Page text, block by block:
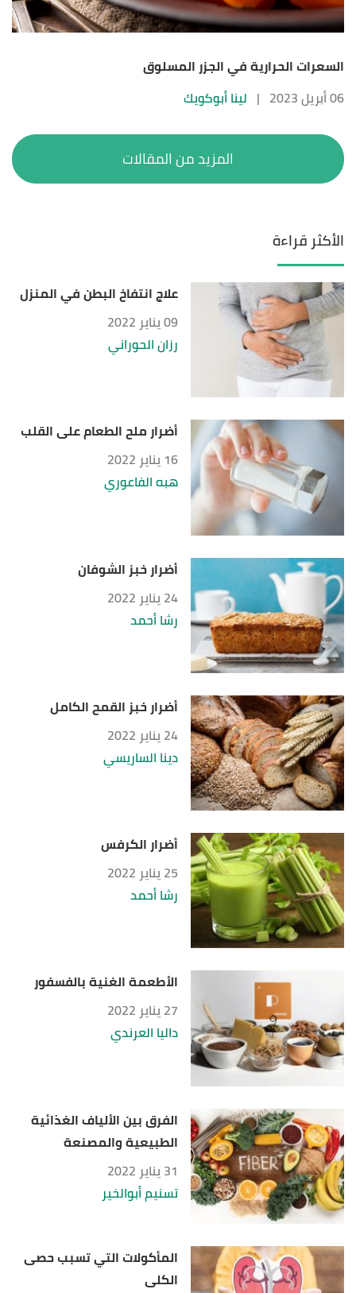
السعرات الحرارية في الجزر المسلوق
06 أبريل 2023
| لينا أبوكويك
الأكثر قراءة
علاج انتفاخ البطن في المنزل
09 يناير 2022
رزان الحوراني
أضرار ملح الطعام على القلب
16 يناير 2022
هبه الفاعوري
أضرار خبز الشوفان
24 يناير 2022
رشا أحمد
أضرار خبز القمح الكامل
24 يناير 2022
دينا الساريسي
أضرار الكرفس
25 يناير 2022
رشا أحمد
الأطعمة الغنية بالفسفور
27 يناير 2022
داليا العرندي
الفرق بين الألياف الغذائية
الطبيعية والمصنعة
31 يناير 2022
تسنيم أبوالخير
المأكولات التي تسبب حصى
الكلى